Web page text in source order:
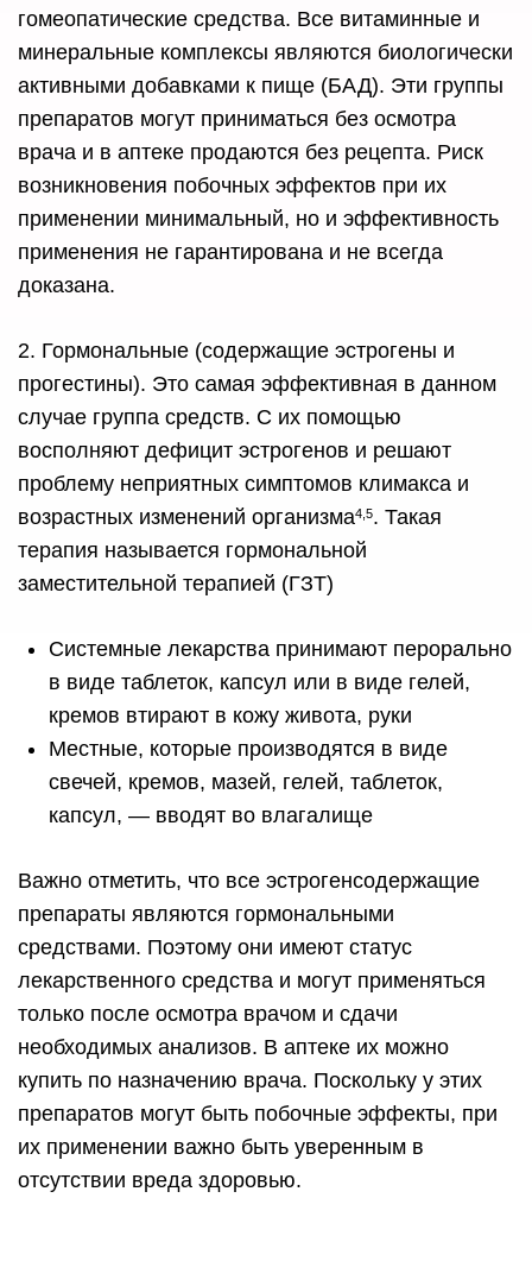
гомеопатические средства. Все витаминные и
минеральные комплексы являются биологически
активными добавками к пище (БАД). Эти группы
препаратов могут приниматься без осмотра
врача и в аптеке продаются без рецепта. Риск
возникновения побочных эффектов при их
применении минимальный, но и эффективность
применения не гарантирована и не всегда
доказана.
2. Гормональные (содержащие эстрогены и
прогестины). Это самая эффективная в данном
случае группа средств. С их помощью
восполняют дефицит эстрогенов и решают
проблему неприятных симптомов климакса и
возрастных изменений организма4,5. Такая
терапия называется гормональной
заместительной терапией (ГЗТ)
Системные лекарства принимают перорально
в виде таблеток, капсул или в виде гелей,
кремов втирают в кожу живота, руки
Местные, которые производятся в виде
свечей, кремов, мазей, гелей, таблеток,
капсул, — вводят во влагалище
Важно отметить, что все эстрогенсодержащие
препараты являются гормональными
средствами. Поэтому они имеют статус
лекарственного средства и могут применяться
только после осмотра врачом и сдачи
необходимых анализов. В аптеке их можно
купить по назначению врача. Поскольку у этих
препаратов могут быть побочные эффекты, при
их применении важно быть уверенным в
отсутствии вреда здоровью.